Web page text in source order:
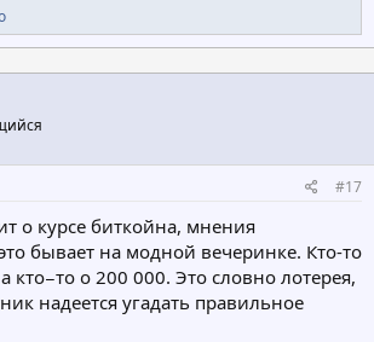
#17
о курсе биткойна, мнения
бывает на модной вечеринке. Кто-то
кто−то о 200 000. Это словно лотерея,
надеется угадать правильное